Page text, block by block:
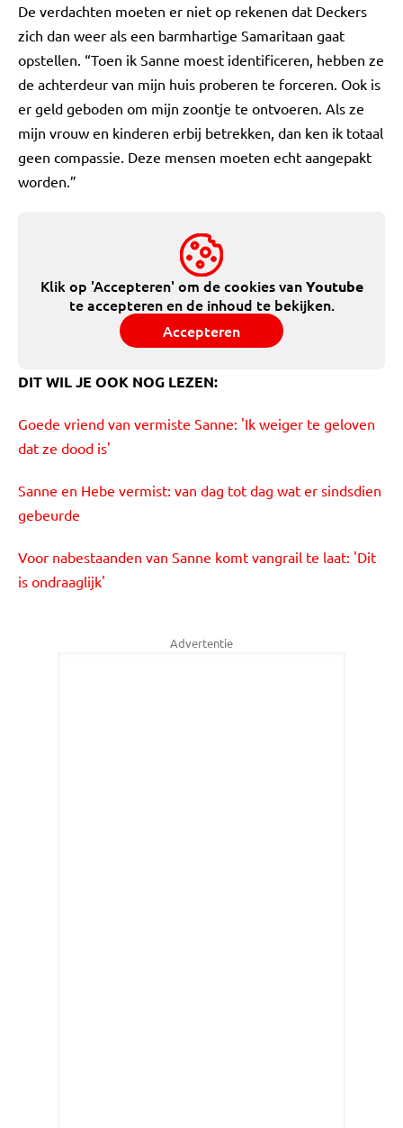
De verdachten moeten er niet op rekenen dat Deckers
zich dan weer als een barmhartige Samaritaan gaat
opstellen. “Toen ik Sanne moest identificeren, hebben ze
de achterdeur van mijn huis proberen te forceren. Ook is
er geld geboden om mijn zoontje te ontvoeren. Als ze
mijn vrouw en kinderen erbij betrekken, dan ken ik totaal
geen compassie. Deze mensen moeten echt aangepakt
worden.”
Klik op 'Accepteren' om de cookies vanYoutube
te accepteren en de inhoud te bekijken.
Accepteren
DIT WIL JE OOK NOG LEZEN:
Goede vriend van vermiste Sanne: 'Ik weiger te geloven
dat ze dood is'
Sanne en Hebe vermist: van dag tot dag wat er sindsdien
gebeurde
Voor nabestaanden van Sanne komt vangrail te laat: 'Dit
is ondraaglijk'
Advertentie